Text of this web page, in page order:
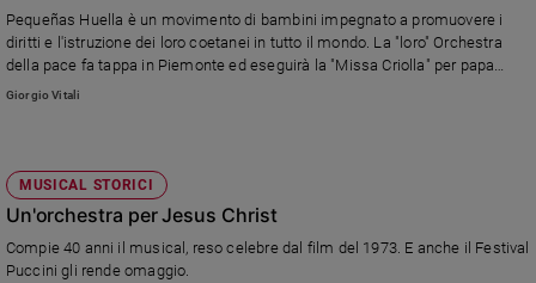
Pequeñas Huella è un movimento di bambini impegnato a promuovere i
diritti e l'istruzione dei loro coetanei in tutto il mondo. La "loro" Orchestra
della pace fa tappa in Piemonte ed eseguirà la "Missa Criolla" per papa
Francesco.
Giorgio Vitali
MUSICAL STORICI
Un'orchestra per Jesus Christ
Compie 40 anni il musical, reso celebre dal film del 1973. E anche il Festival
Puccini gli rende omaggio.